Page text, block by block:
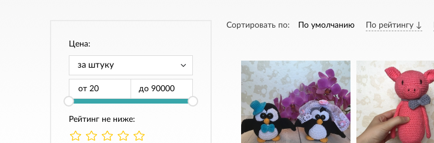
Цена:
от до
Рейтинг не ниже:
Сортировать по: По умолчанию По рейтингу ↓